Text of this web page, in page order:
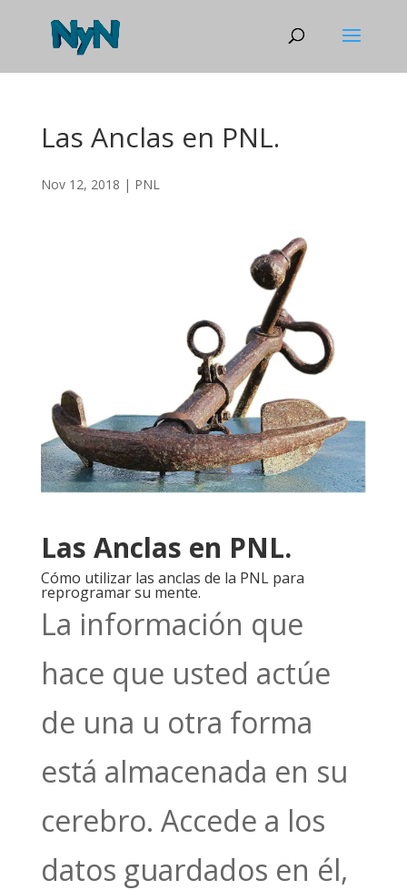
Las Anclas en PNL.
Nov 12, 2018 | PNL
Las Anclas en PNL.
Cómo utilizar las anclas de la PNL para
reprogramar su mente.
La información que
hace que usted actúe
de una u otra forma
está almacenada en su
cerebro. Accede a los
datos guardados en él,